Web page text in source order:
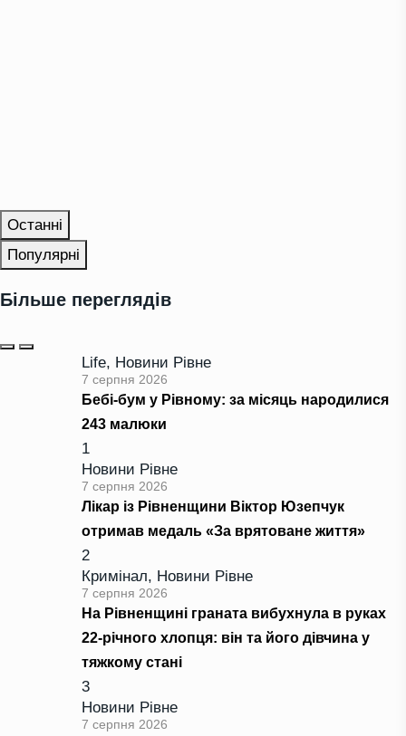
Останні
Популярні
Більше переглядів
Life, Новини Рівне
7 серпня 2026
Бебі-бум у Рівному: за місяць народилися
243 малюки
1
Новини Рівне
7 серпня 2026
Лікар із Рівненщини Віктор Юзепчук
отримав медаль «За врятоване життя»
2
Кримінал, Новини Рівне
7 серпня 2026
На Рівненщині граната вибухнула в руках
22-річного хлопця: він та його дівчина у
тяжкому стані
3
Новини Рівне
7 серпня 2026